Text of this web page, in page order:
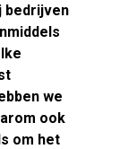
bedrijven
we
ook
om het